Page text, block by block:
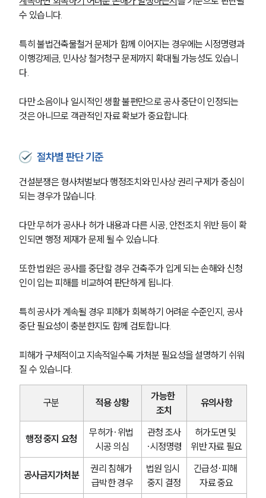
수 있습니다.
특히 불법건축물철거 문제가 함께 이어지는 경우에는 시정명령과
이행강제금, 민사상 철거청구 문제까지 확대될 가능성도 있습니
다.
다만 소음이나 일시적인 생활 불편만으로 공사 중단이 인정되는
것은 아니므로 객관적인 자료 확보가 중요합니다.
절차별 판단 기준
건설분쟁은 형사처벌보다 행정조치와 민사상 권리 구제가 중심이
되는 경우가 많습니다.
다만 무허가 공사나 허가 내용과 다른 시공, 안전조치 위반 등이 확
인되면 행정 제재가 문제 될 수 있습니다.
또한 법원은 공사를 중단할 경우 건축주가 입게 되는 손해와 신청
인이 입는 피해를 비교하여 판단하게 됩니다.
특히 공사가 계속될 경우 피해가 회복하기 어려운 수준인지, 공사
중단 필요성이 충분한지도 함께 검토합니다.
피해가 구체적이고 지속적일수록 가처분 필요성을 설명하기 쉬워
질 수 있습니다.
구분 적용 상황
가능한
조치
유의사항
행정 중지 요청
무허가·위법
시공 의심
관청 조사
·시정명령
허가도면 및
위반 자료 필요
공사금지가처분
권리 침해가
급박한 경우
법원 임시
중지 결정
긴급성·피해
자료 중요